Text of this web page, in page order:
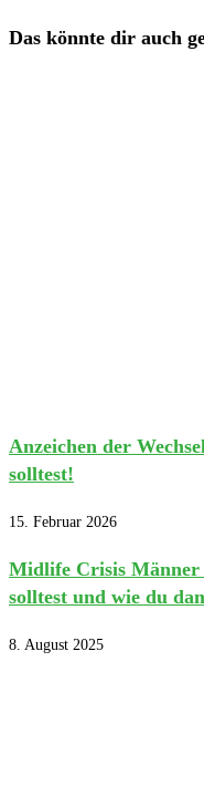
Das könnte dir auch
Anzeichen der
solltest!
15. Februar 2026
Midlife Crisis Männer
solltest und wie du
8. August 2025